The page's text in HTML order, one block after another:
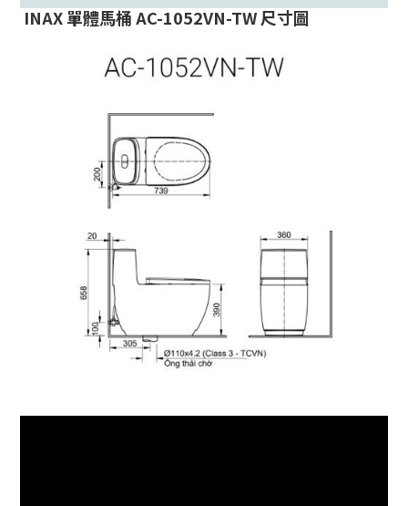
INAX 單體馬桶 AC-1052VN-TW 尺寸圖